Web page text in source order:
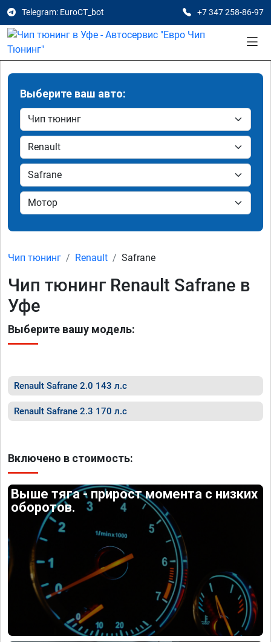
Telegram: EuroCT_bot +7 347 258-86-97
Выберите ваш авто:
Чип тюнинг Renault Safrane
Чип тюнинг Renault Safrane в
Уфе
Выберите вашу модель:
Renault Safrane 2.0 143 л.с
Renault Safrane 2.3 170 л.с
Включено в стоимость:
Выше тяга - прирост момента с низких
оборотов.